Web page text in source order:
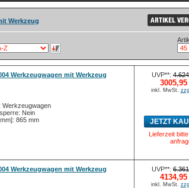
Werkzeug
Werkzeugwagen mit Werkzeug
Werkzeugwagen
Nein
865 mm
UVP**:
3005,95
inkl. MwSt.
JETZT
Lieferzeit
Werkzeugwagen mit Werkzeug UVP**:
4134,95
inkl. MwSt.